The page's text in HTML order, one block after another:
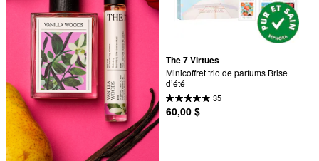
The 7 Virtues
Minicoffret trio de parfums Brise
d’été
35
60,00 $